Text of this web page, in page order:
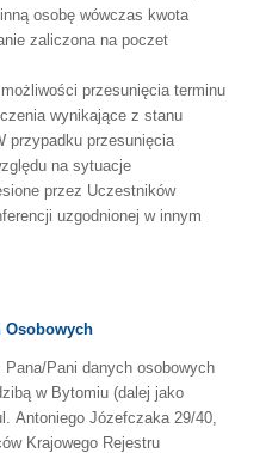
inną osobę wówczas kwota
zaliczona na poczet
możliwości przesunięcia terminu
wynikające z stanu
przypadku przesunięcia
na sytuacje
przez Uczestników
uzgodnionej w innym
Osobowych
Pana/Pani danych osobowych
w Bytomiu (dalej jako
Antoniego Józefczaka 29/40,
Krajowego Rejestru